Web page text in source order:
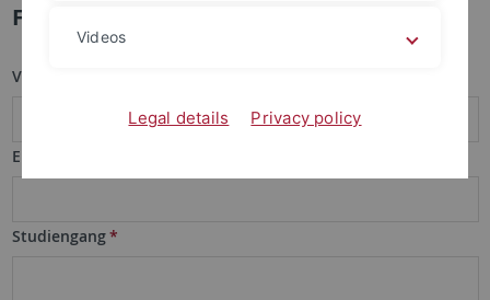
Formular Lehr:Transfer Studierende
Vor- und Zuname
Emailadresse (Universität)
Studiengang*
Videos
Legal details Privacy policy